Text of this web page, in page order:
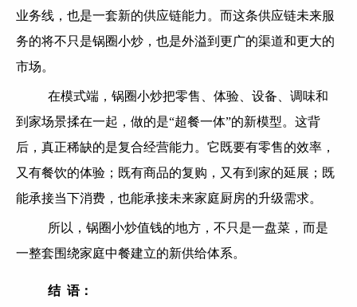
业务线，也是一套新的供应链能力。而这条供应链未来服
务的将不只是锅圈小炒，也是外溢到更广的渠道和更大的
市场。
在模式端，锅圈小炒把零售、体验、设备、调味和
到家场景揉在一起，做的是“超餐一体”的新模型。这背
后，真正稀缺的是复合经营能力。它既要有零售的效率，
又有餐饮的体验；既有商品的复购，又有到家的延展；既
能承接当下消费，也能承接未来家庭厨房的升级需求。
所以，锅圈小炒值钱的地方，不只是一盘菜，而是
一整套围绕家庭中餐建立的新供给体系。
结 语：